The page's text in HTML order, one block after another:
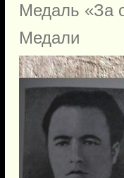
Медаль «За
Медали